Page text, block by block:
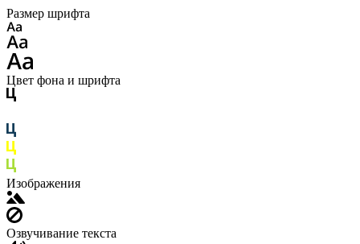
Размер шрифта
Цвет фона и шрифта
Изображения
Озвучивание текста